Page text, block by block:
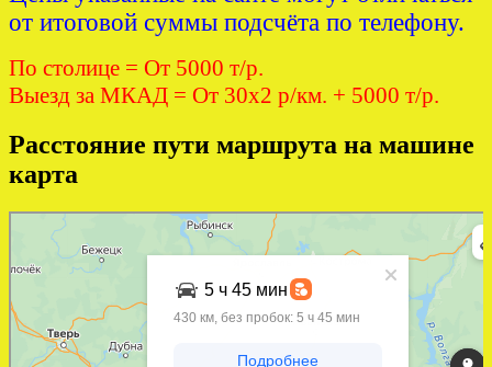
от итоговой суммы подсчёта по телефону.
По столице = От 5000 т/р.
Выезд за МКАД = От 30х2 р/км. + 5000 т/р.
Расстояние пути маршрута на машине
карта
Яндекс Карты
Яндекс Карты